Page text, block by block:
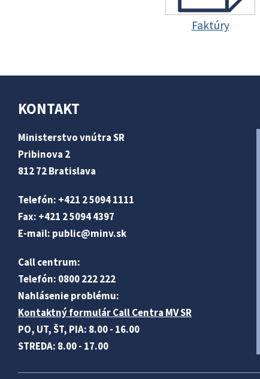
Faktúry
KONTAKT
Ministerstvo vnútra SR
Pribinova 2
812 72 Bratislava
Telefón: +421 2 5094 1111
Fax: +421 2 5094 4397
E-mail: public@minv.sk
Call centrum:
Telefón: 0800 222 222
Nahlásenie problému:
Kontaktný formulár Call Centra MV SR
PO, UT, ŠT, PIA: 8.00 - 16.00
STREDA: 8.00 - 17.00